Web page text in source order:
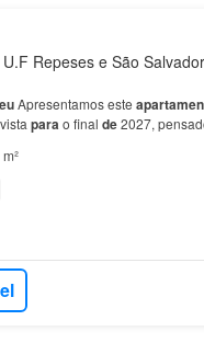
Repeses e São
Apresentamos este
parao final de2027,